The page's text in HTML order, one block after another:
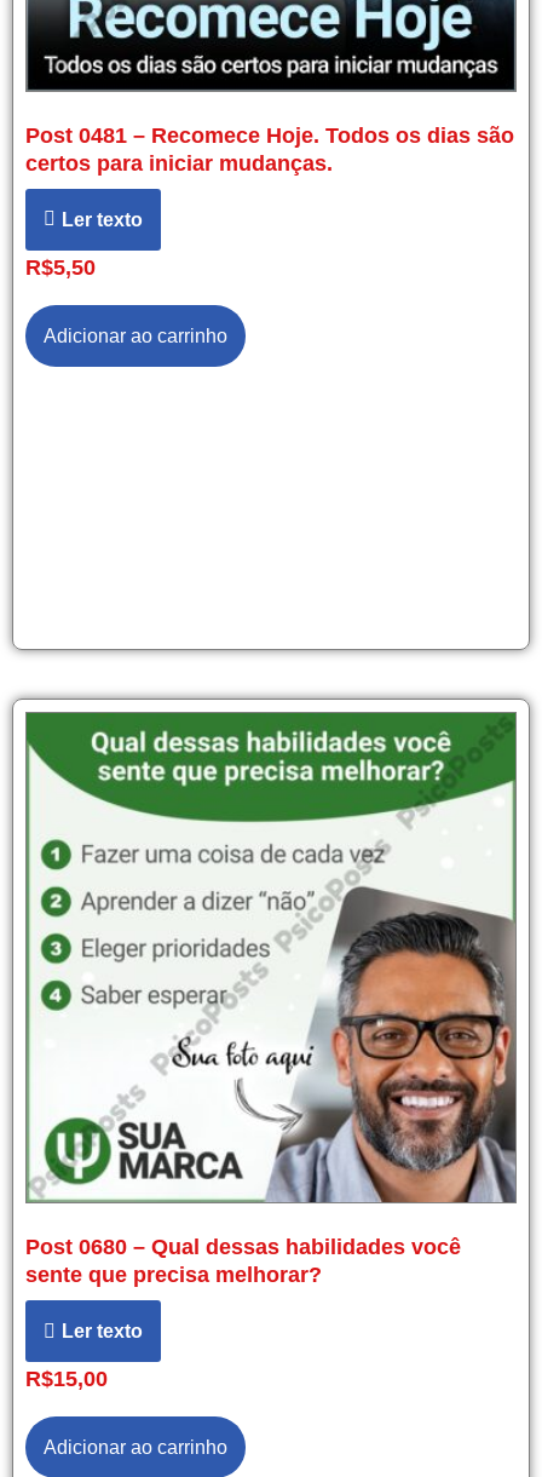
Post 0481 – Recomece Hoje. Todos os dias são
certos para iniciar mudanças.
Ler texto
R$5,50
Adicionar ao carrinho
Post 0680 – Qual dessas habilidades você
sente que precisa melhorar?
Ler texto
R$15,00
Adicionar ao carrinho